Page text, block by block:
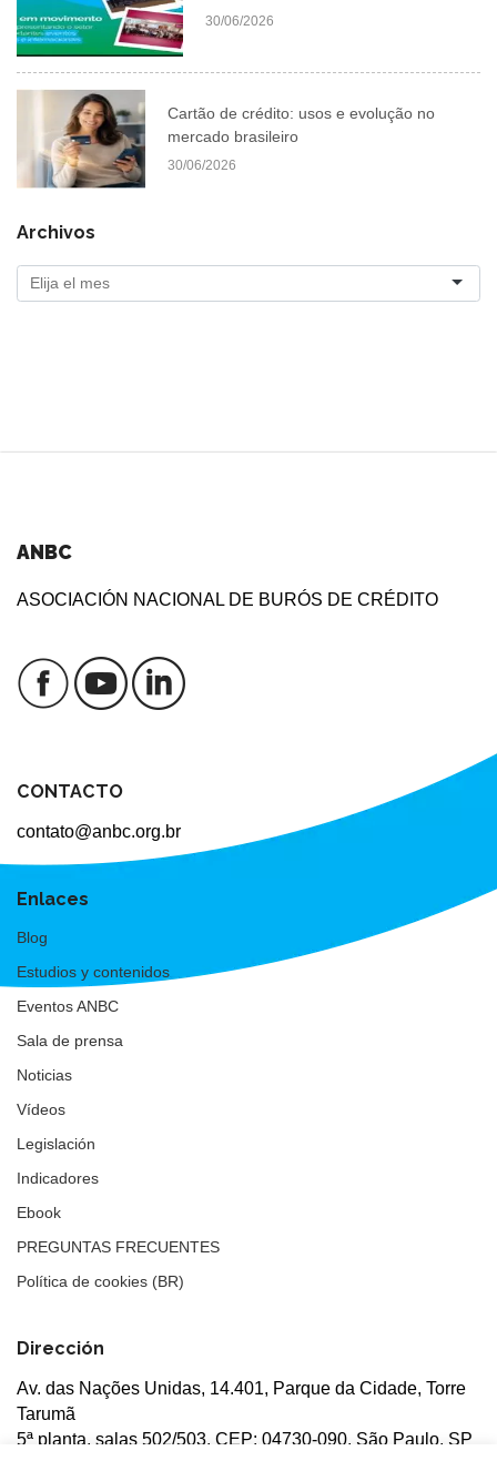
30/06/2026
Cartão de crédito: usos e evolução no
mercado brasileiro
30/06/2026
Archivos
ANBC
ASOCIACIÓN NACIONAL DE BURÓS DE CRÉDITO
CONTACTO
contato@anbc.org.br
Enlaces
Blog
Estudios y contenidos
Eventos ANBC
Sala de prensa
Noticias
Vídeos
Legislación
Indicadores
Ebook
PREGUNTAS FRECUENTES
Política de cookies (BR)
Dirección
Av. das Nações Unidas, 14.401, Parque da Cidade, Torre
Tarumã
5ª planta, salas 502/503, CEP: 04730-090, São Paulo, SP